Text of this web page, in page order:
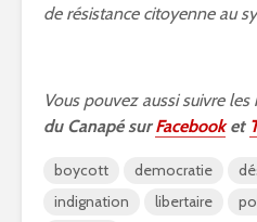
de résistance citoyenne au
Vous pouvez aussi suivre
du Canapé surFacebooket
boycott democratie
indignation
libertaire